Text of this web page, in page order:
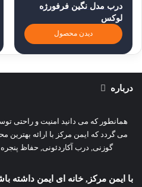
درب مدل نگین فرفورژه
لوکس
دیدن محصول
درباره
همانطور که می دانید امنیت و راحتی
می گردد که ایمن مرکز با ارائه بهترین
گوزنی, درب آکاردئونی, حفاظ
با ایمن مرکز, خانه ای ایمن داشته